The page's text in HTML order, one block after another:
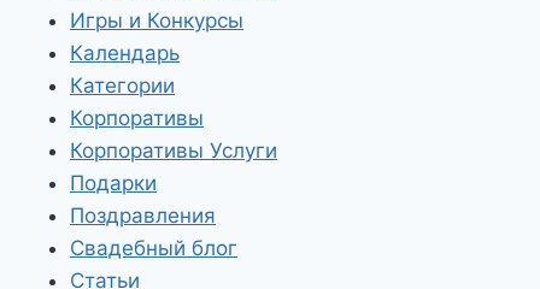
Игры и Конкурсы
Календарь
Категории
Корпоративы
Корпоративы Услуги
Подарки
Поздравления
Свадебный блог
Статьи